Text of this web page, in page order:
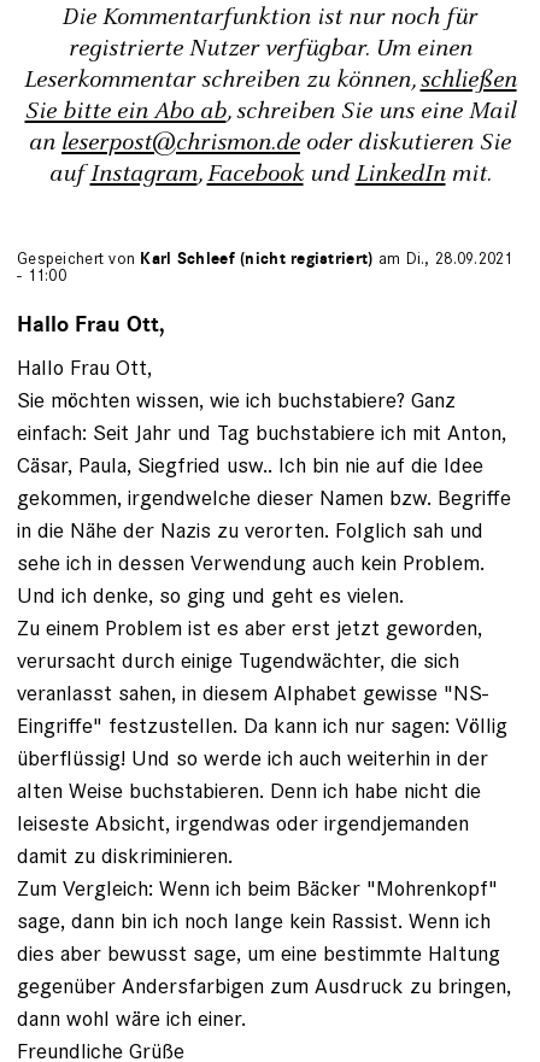
Die Kommentarfunktion ist nur noch für
registrierte Nutzer verfügbar. Um einen
Leserkommentar schreiben zu können,schließen
Sie bitte ein Abo ab, schreiben Sie uns eine Mail
an leserpost@chrismon.de oder diskutieren Sie
aufInstagram,FacebookundLinkedInmit.
Gespeichert von Karl Schleef (nicht registriert) am Di., 28.09.2021
- 11:00
Hallo Frau Ott,
Hallo Frau Ott,
Sie möchten wissen, wie ich buchstabiere? Ganz
einfach: Seit Jahr und Tag buchstabiere ich mit Anton,
Cäsar, Paula, Siegfried usw.. Ich bin nie auf die Idee
gekommen, irgendwelche dieser Namen bzw. Begriffe
in die Nähe der Nazis zu verorten. Folglich sah und
sehe ich in dessen Verwendung auch kein Problem.
Und ich denke, so ging und geht es vielen.
Zu einem Problem ist es aber erst jetzt geworden,
verursacht durch einige Tugendwächter, die sich
veranlasst sahen, in diesem Alphabet gewisse "NS-
Eingriffe" festzustellen. Da kann ich nur sagen: Völlig
überflüssig! Und so werde ich auch weiterhin in der
alten Weise buchstabieren. Denn ich habe nicht die
leiseste Absicht, irgendwas oder irgendjemanden
damit zu diskriminieren.
Zum Vergleich: Wenn ich beim Bäcker "Mohrenkopf"
sage, dann bin ich noch lange kein Rassist. Wenn ich
dies aber bewusst sage, um eine bestimmte Haltung
gegenüber Andersfarbigen zum Ausdruck zu bringen,
dann wohl wäre ich einer.
Freundliche Grüße